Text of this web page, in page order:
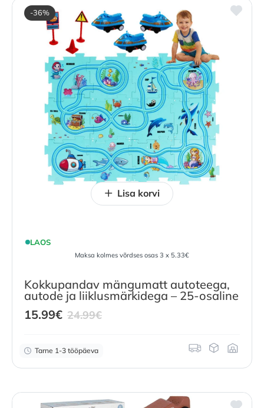
-36%
LAOS
Maksa kolmes võrdses osas 3 x 5.33€
Kokkupandav mängumatt autoteega,
autode ja liiklusmärkidega – 25-osaline
15.99€ Current
is:
15.99
24.99€Original
Tarne 1-3 tööpäeva
Lisa korvi